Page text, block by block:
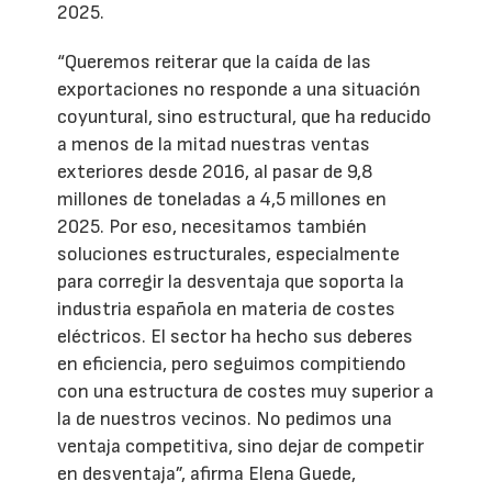
2025.
“Queremos reiterar que la caída de las
exportaciones no responde a una situación
coyuntural, sino estructural, que ha reducido
a menos de la mitad nuestras ventas
exteriores desde 2016, al pasar de 9,8
millones de toneladas a 4,5 millones en
2025. Por eso, necesitamos también
soluciones estructurales, especialmente
para corregir la desventaja que soporta la
industria española en materia de costes
eléctricos. El sector ha hecho sus deberes
en eficiencia, pero seguimos compitiendo
con una estructura de costes muy superior a
la de nuestros vecinos. No pedimos una
ventaja competitiva, sino dejar de competir
en desventaja”, afirma Elena Guede,